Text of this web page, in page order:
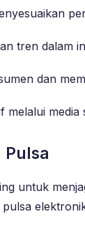
tren dalam
dan
Pulsa
untuk